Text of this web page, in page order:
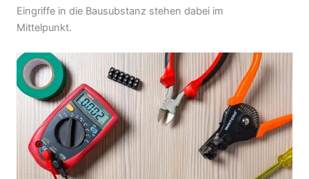
Eingriffe in die Bausubstanz stehen dabei im
Mittelpunkt.